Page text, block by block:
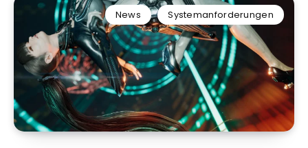
News Systemanforderungen